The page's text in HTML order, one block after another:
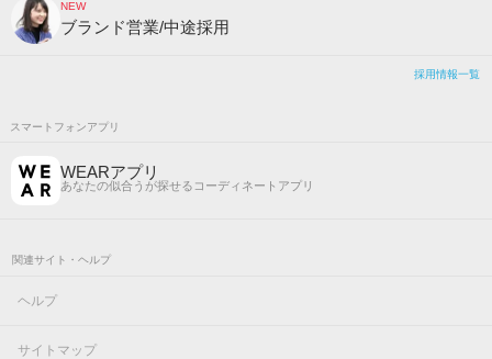
NEW
ブランド営業/中途採用
採用情報一覧
スマートフォンアプリ
WEARアプリ
あなたの似合うが探せるコーディネートアプリ
関連サイト・ヘルプ
ヘルプ
サイトマップ